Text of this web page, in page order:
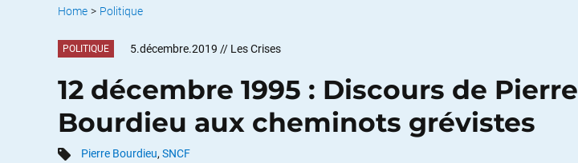
Home > Politique
POLITIQUE 5.décembre.2019 // Les Crises
12 décembre 1995 : Discours de Pierre
Bourdieu aux cheminots grévistes
Pierre Bourdieu, SNCF